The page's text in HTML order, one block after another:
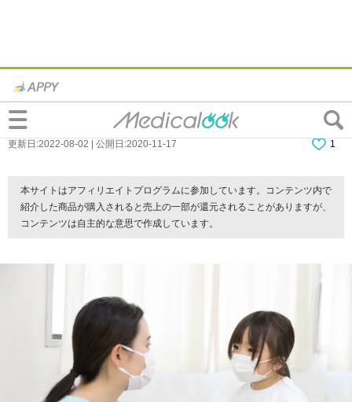
百日咳の検査｜診断基準は？検査方法や費
用は？病院に行く目安も
更新日:2022-08-02 | 公開日:2020-11-17 1
本サイトはアフィリエイトプログラムに参加しています。コンテンツ内で
紹介した商品が購入されると売上の一部が還元されることがありますが、
コンテンツは自主的な意思で作成しています。